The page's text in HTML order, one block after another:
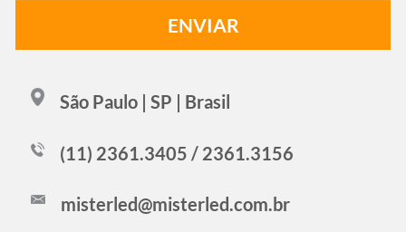
São Paulo | SP | Brasil
(11) 2361.3405 / 2361.3156
misterled@misterled.com.br